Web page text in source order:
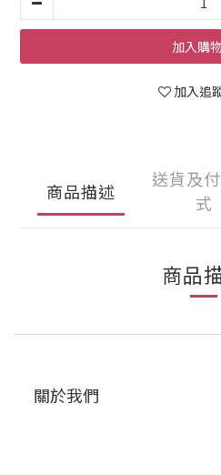
加入購
加入追
商品描述
送貨及
式
商品
關於我們